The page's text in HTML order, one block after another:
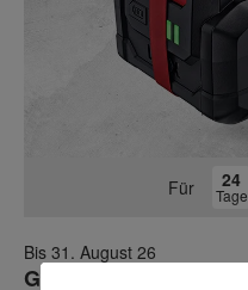
Für 24
Tage
Bis 31. August 26
Gratis Akku von FLEX